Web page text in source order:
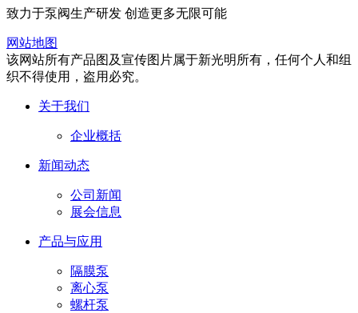
致力于泵阀生产研发 创造更多无限可能
网站地图
该网站所有产品图及宣传图片属于新光明所有，任何个人和组
织不得使用，盗用必究。
关于我们
企业概括
新闻动态
公司新闻
展会信息
产品与应用
隔膜泵
离心泵
螺杆泵